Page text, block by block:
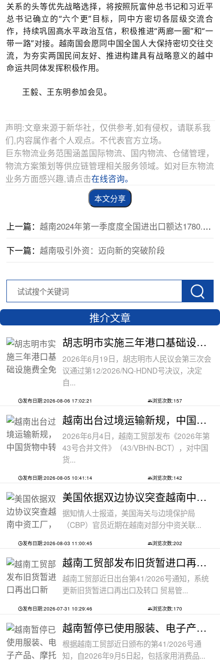
关系的头等优先战略选择，将按照阮富仲总书记和习近平
总书记确立的“六个更”目标，同中方密切各层级交流合
作，持续巩固高水平政治互信，积极推进“两廊一圈”和“一
带一路”对接。越南国会愿同中国全国人大保持密切交往交
流，为夯实两国民间友好、推进构建具有战略意义的越中
命运共同体发挥积极作用。
王毅、王东明参加会见。
声明:文章来源于新华社，仅供参考,如有侵权，请联系我
们,内容属作者个人观点。不代表官方立场。
巨东物流业务范围涵盖国际物流、国内物流、仓储管理，
物流方案策划等供应链管理相关服务领域。如对巨东物流
业务方面感兴趣,请点击在线咨询。
本文分享
上一篇：越南2024年第一季度度全国进出口额达1780.4亿美元
下一篇：越南吸引外资：迈向新的突破阶段
推介文章
胡志明市实施三年港口基础设施费全免政
2026年6月19日，胡志明市人民议会第三次会
议通过第12/2026/NQ-HDND号决议，决定
自...
发布日期:2026-08-06 17:02:21 浏览次数:157
越南出台过境运输新规，中国货物中转通
2026年6月4日，越南工贸部发布《2026年第
43号合并文件》（43/VBHN-BCT），对中国
货...
发布日期:2026-08-05 10:41:14 浏览次数:142
美国依据双边协议突查越南中资工厂，三
据知情人士报道，美国海关与边境保护局
（CBP）官员近期在越南对部分中资关联...
发布日期:2026-08-03 11:00:45 浏览次数:202
越南工贸部发布旧货暂进口再出口新规：
越南工贸部近日出台第41/2026号通知，系统
更新旧货暂进口再出口及转口 贸易管...
发布日期:2026-07-31 10:29:46 浏览次数:170
越南暂停已使用服装、电子产品、摩托车
根据越南工贸部近日颁布的第41/2026号通
知，自2026年9月5日起，包括家用消费品...